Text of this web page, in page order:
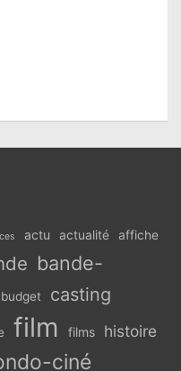
actu actualité affiche
bande-
budget casting
film films histoire
ciné